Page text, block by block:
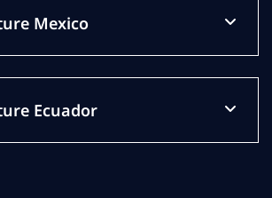
Mexico
Ecuador